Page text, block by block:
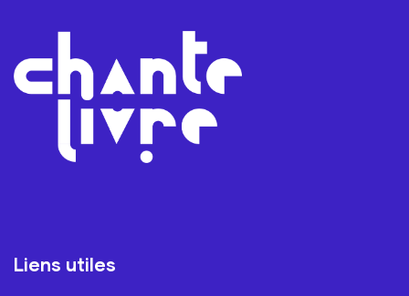
Liens utiles